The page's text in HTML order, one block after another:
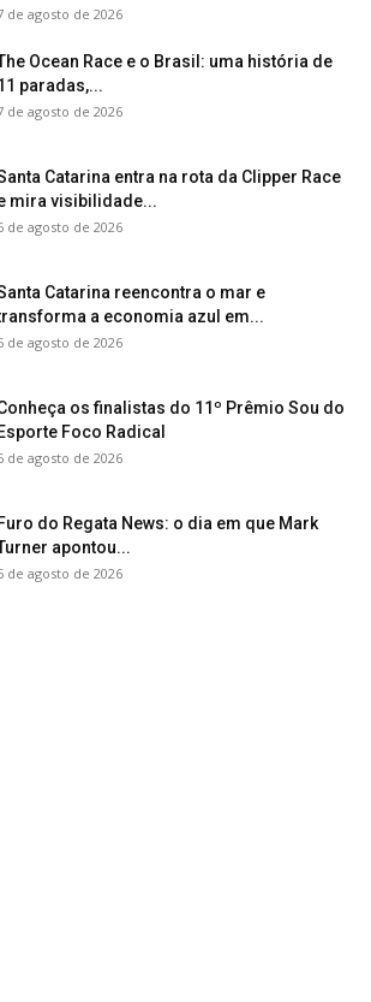
de agosto de 2026
Ocean Race e o Brasil: uma história de
paradas,...
de agosto de 2026
Catarina entra na rota da Clipper Race
mira visibilidade...
de agosto de 2026
Catarina reencontra o mar e
a economia azul em...
de agosto de 2026
os finalistas do 11º Prêmio Sou do
Esporte Foco Radical
de agosto de 2026
Furo do Regata News: o dia em que Mark
apontou...
de agosto de 2026